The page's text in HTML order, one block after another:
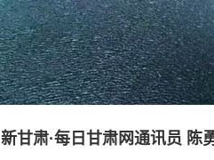
新甘肃·每日甘肃网通讯员 陈